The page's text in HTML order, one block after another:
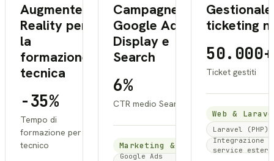
Augmented
Reality per
la
formazione
tecnica
-35%
Tempo di
formazione per
tecnico
Campagne
Google Ads
Display e
Search
6%
CTR medio Search
Marketing & GEO
Google Ads
Gestionale
ticketing
Ticket gestiti
Web &
Laravel (PHP)
Integrazione
service